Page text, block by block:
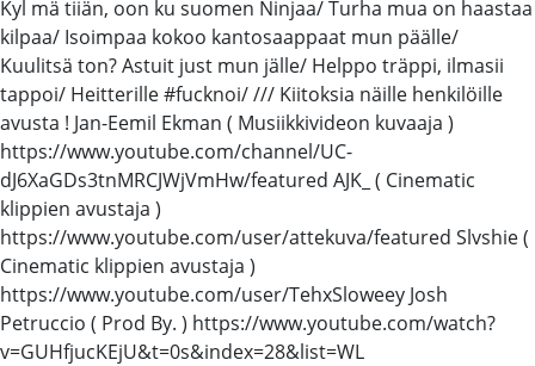
Kyl mä tiiän, oon ku suomen Ninjaa/ Turha mua on haastaa
kilpaa/ Isoimpaa kokoo kantosaappaat mun päälle/
Kuulitsä ton? Astuit just mun jälle/ Helppo träppi, ilmasii
tappoi/ Heitterille #fucknoi/ /// Kiitoksia näille henkilöille
avusta ! Jan-Eemil Ekman ( Musiikkivideon kuvaaja )
https://www.youtube.com/channel/UC-
dJ6XaGDs3tnMRCJWjVmHw/featured AJK_ ( Cinematic
klippien avustaja )
https://www.youtube.com/user/attekuva/featured Slvshie (
Cinematic klippien avustaja )
https://www.youtube.com/user/TehxSloweey Josh
Petruccio ( Prod By. ) https://www.youtube.com/watch?
v=GUHfjucKEjU&t=0s&index=28&list=WL